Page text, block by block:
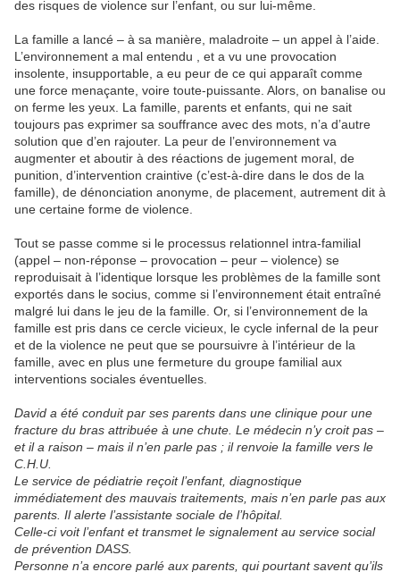
des risques de violence sur l’enfant, ou sur lui-même.
La famille a lancé – à sa manière, maladroite – un appel à l’aide.
L’environnement a mal entendu , et a vu une provocation
insolente, insupportable, a eu peur de ce qui apparaît comme
une force menaçante, voire toute-puissante. Alors, on banalise ou
on ferme les yeux. La famille, parents et enfants, qui ne sait
toujours pas exprimer sa souffrance avec des mots, n’a d’autre
solution que d’en rajouter. La peur de l’environnement va
augmenter et aboutir à des réactions de jugement moral, de
punition, d’intervention craintive (c’est-à-dire dans le dos de la
famille), de dénonciation anonyme, de placement, autrement dit à
une certaine forme de violence.
Tout se passe comme si le processus relationnel intra-familial
(appel – non-réponse – provocation – peur – violence) se
reproduisait à l’identique lorsque les problèmes de la famille sont
exportés dans le socius, comme si l’environnement était entraîné
malgré lui dans le jeu de la famille. Or, si l’environnement de la
famille est pris dans ce cercle vicieux, le cycle infernal de la peur
et de la violence ne peut que se poursuivre à l’intérieur de la
famille, avec en plus une fermeture du groupe familial aux
interventions sociales éventuelles.
David a été conduit par ses parents dans une clinique pour une
fracture du bras attribuée à une chute. Le médecin n’y croit pas –
et il a raison – mais il n’en parle pas ; il renvoie la famille vers le
C.H.U.
Le service de pédiatrie reçoit l’enfant, diagnostique
immédiatement des mauvais traitements, mais n’en parle pas aux
parents. Il alerte l’assistante sociale de l’hôpital.
Celle-ci voit l’enfant et transmet le signalement au service social
de prévention DASS.
Personne n’a encore parlé aux parents, qui pourtant savent qu’ils